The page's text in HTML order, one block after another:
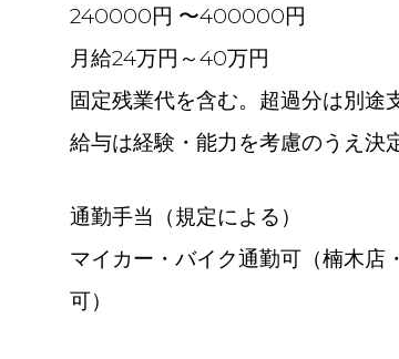
240000円 〜400000円
月給24万円～40万円
固定残業代を含む。超過分は別途
給与は経験・能力を考慮のうえ決
通勤手当（規定による）
マイカー・バイク通勤可（楠木店
可）